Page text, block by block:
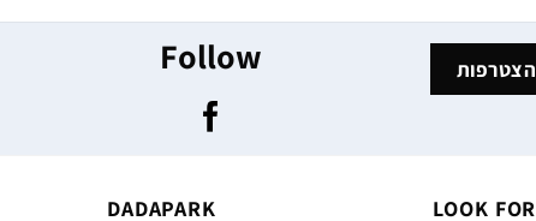
Follow
LOOK FOR
DADAPARK